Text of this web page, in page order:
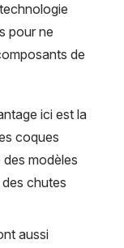
pour ne
de
ici est la
coques
modèles
chutes
aussi